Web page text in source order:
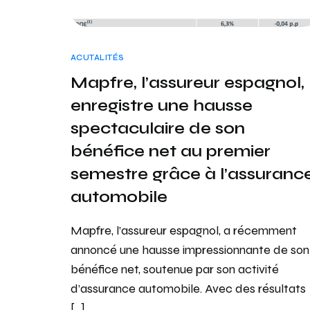
ACUTALITÉS
Mapfre, l’assureur espagnol,
enregistre une hausse
spectaculaire de son
bénéfice net au premier
semestre grâce à
automobile
Mapfre, l’assureur espagnol, a récemment
annoncé une hausse impressionnante de son
bénéfice net, soutenue par son activité
d’assurance automobile. Avec des résultats